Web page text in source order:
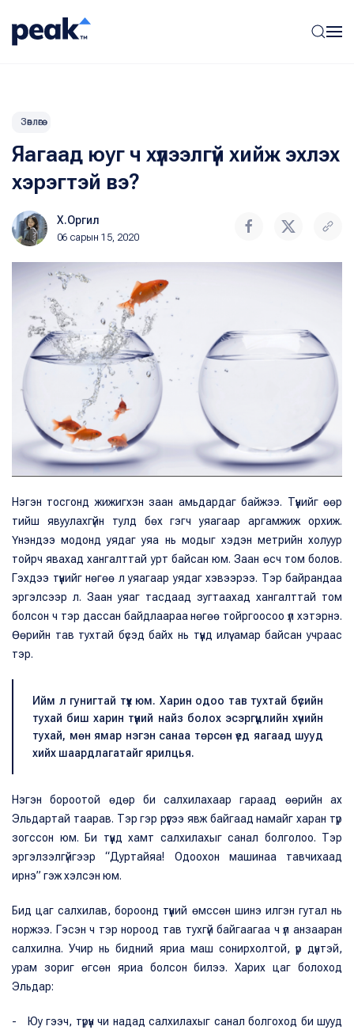
Зөвлөгөө
Яагаад юуг ч хүлээлгүй хийж эхлэх
хэрэгтэй вэ?
Х.Оргил
06 сарын 15, 2020
Нэгэн тосгонд жижигхэн заан амьдардаг байжээ. Түүнийг өөр
тийш явуулахгүйн тулд бөх гэгч уяагаар аргамжиж орхиж.
Үнэндээ модонд уядаг уяа нь модыг хэдэн метрийн холуур
тойрч явахад хангалттай урт байсан юм. Заан өсч том болов.
Гэхдээ түүнийг нөгөө л уяагаар уядаг хэвээрээ. Тэр байрандаа
эргэлсээр л. Заан уяаг тасдаад зугтаахад хангалттай том
болсон ч тэр дассан байдлаараа нөгөө тойргоосоо үл хэтэрнэ.
Өөрийн тав тухтай бүсэд байх нь түүнд илүү амар байсан учраас
тэр.
Ийм л гунигтай түүх юм. Харин одоо тав тухтай бүсийн
тухай биш харин түүний найз болох эсэргүүцлийн хүчийн
тухай, мөн ямар нэгэн санаа төрсөн үед яагаад шууд
хийх шаардлагатайг ярилцья.
Нэгэн бороотой өдөр би салхилахаар гараад өөрийн ах
Эльдартай таарав. Тэр гэр рүүгээ явж байгаад намайг харан түр
зогссон юм. Би түүнд хамт салхилахыг санал болголоо. Тэр
эргэлзэлгүйгээр “Дуртайяа! Одоохон машинаа тавчихаад
ирнэ” гэж хэлсэн юм.
Бид цаг салхилав, бороонд түүний өмссөн шинэ илгэн гутал нь
норжээ. Гэсэн ч тэр нороод тав тухгүй байгаагаа ч үл анзааран
салхилна. Учир нь бидний яриа маш сонирхолтой, үр дүнтэй,
урам зориг өгсөн яриа болсон билээ. Харих цаг болоход
Эльдар:
- Юу гээч, түрүүн чи надад салхилахыг санал болгоход би шууд